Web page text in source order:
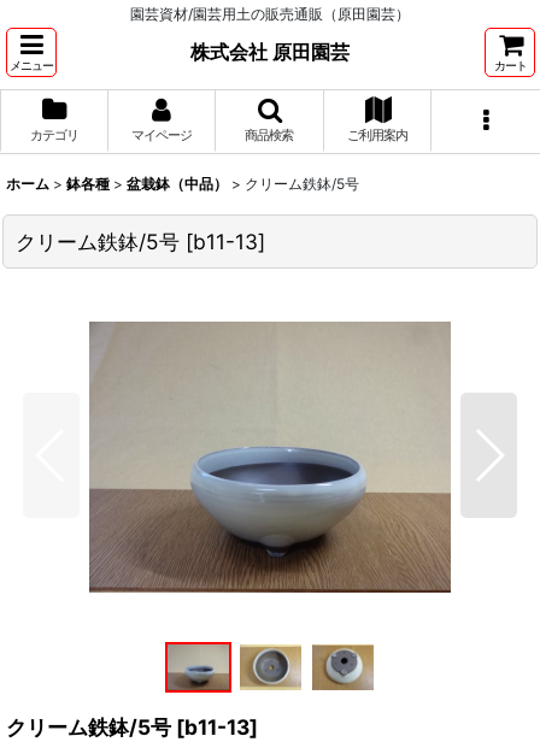
園芸資材/園芸用土の販売通販（原田園芸）
メニュー
株式会社 原田園芸
カート
カテゴリ マイページ 商品検索 ご利用案内
ホーム > 鉢各種 > 盆栽鉢（中品） > クリーム鉄鉢/5号
クリーム鉄鉢/5号 [b11-13]
クリーム鉄鉢/5号 [b11-13]